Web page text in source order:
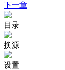
下一章
目录
换源
设置